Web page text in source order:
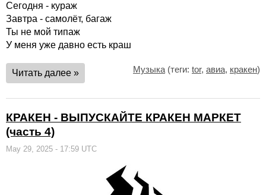
Сегодня - кураж
Завтра - самолёт, багаж
Ты не мой типаж
У меня уже давно есть краш
Читать далее » Музыка (теги: tor, авиа, кракен)
КРАКЕН - ВЫПУСКАЙТЕ КРАКЕН МАРКЕТ
(часть 4)
May 29, 2025 - 17:59 UTC